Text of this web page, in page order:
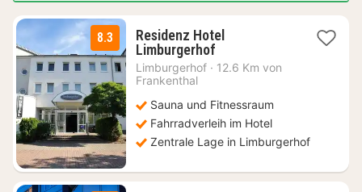
8.3
Residenz Hotel
Limburgerhof2
Nächte
€
Limburgerhof · 12.6 Km von
Frankenthal
Sauna und Fitnessraum
Fahrradverleih im Hotel
Zentrale Lage in Limburgerhof